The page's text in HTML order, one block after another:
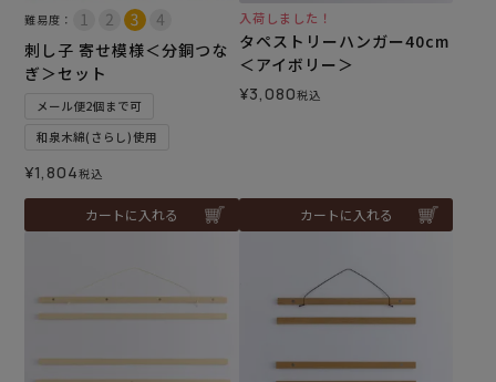
難易度：
刺し子 寄せ模様＜分銅つな
ぎ＞セット
メール便2個まで可
和泉木綿(さらし)使用
¥1,804税込
カートに入れる
入荷しました！
タペストリーハンガー40cm
＜アイボリー＞
¥3,080税込
カートに入れる